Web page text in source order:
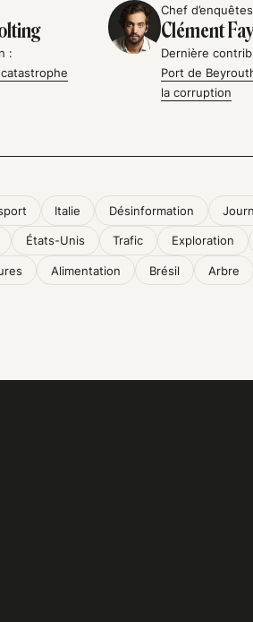
:
Chef d’enquêtes
Clément
Dernière
Port de
la corruption
Italie Désinformation
États-Unis Trafic Exploration
Alimentation Brésil Arbre